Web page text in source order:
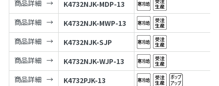
商品詳細
K4732NJK-MDP-13
商品詳細
K4732NJK-MWP-13
商品詳細
K4732NJK-SJP
商品詳細
K4732NJK-WJP-13
商品詳細
K4732PJK-13